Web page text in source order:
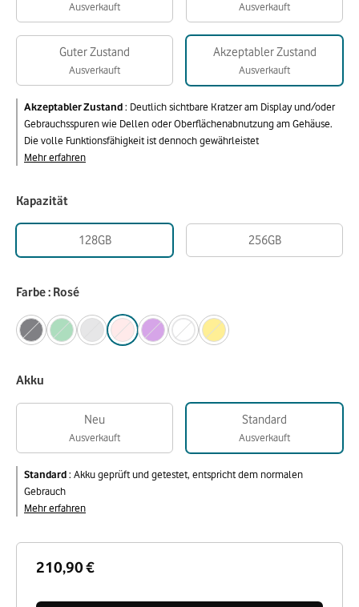
210,90 €
Ausverkauft Ausverkauft
Guter Zustand
Ausverkauft
Akzeptabler Zustand
Ausverkauft
Akzeptabler Zustand: Deutlich sichtbare Kratzer am Display und/oder
Gebrauchsspuren wie Dellen oder Oberflächenabnutzung am Gehäuse.
Die volle Funktionsfähigkeit ist dennoch gewährleistet
Mehr erfahren
Kapazität
128GB 256GB
Farbe : Rosé
Akku
Neu
Ausverkauft
Standard
Ausverkauft
Standard: Akku geprüft und getestet, entspricht dem normalen
Gebrauch
Mehr erfahren